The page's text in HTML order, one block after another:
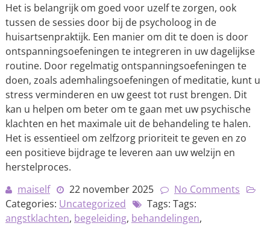
Het is belangrijk om goed voor uzelf te zorgen, ook
tussen de sessies door bij de psycholoog in de
huisartsenpraktijk. Een manier om dit te doen is door
ontspanningsoefeningen te integreren in uw dagelijkse
routine. Door regelmatig ontspanningsoefeningen te
doen, zoals ademhalingsoefeningen of meditatie, kunt u
stress verminderen en uw geest tot rust brengen. Dit
kan u helpen om beter om te gaan met uw psychische
klachten en het maximale uit de behandeling te halen.
Het is essentieel om zelfzorg prioriteit te geven en zo
een positieve bijdrage te leveren aan uw welzijn en
herstelproces.
maiself
22 november 2025
No Comments
Categories: Uncategorized
Tags: Tags:
angstklachten, begeleiding, behandelingen,